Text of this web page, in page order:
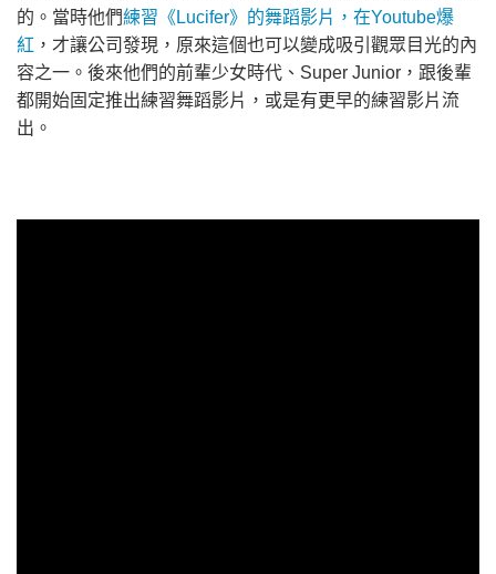
的。當時他們練習《Lucifer》的舞蹈影片，在Youtube爆
紅 ，才讓公司發現，原來這個也可以變成吸引觀眾目光的內
容之一。後來他們的前輩少女時代、Super Junior，跟後輩
都開始固定推出練習舞蹈影片，或是有更早的練習影片流
出。